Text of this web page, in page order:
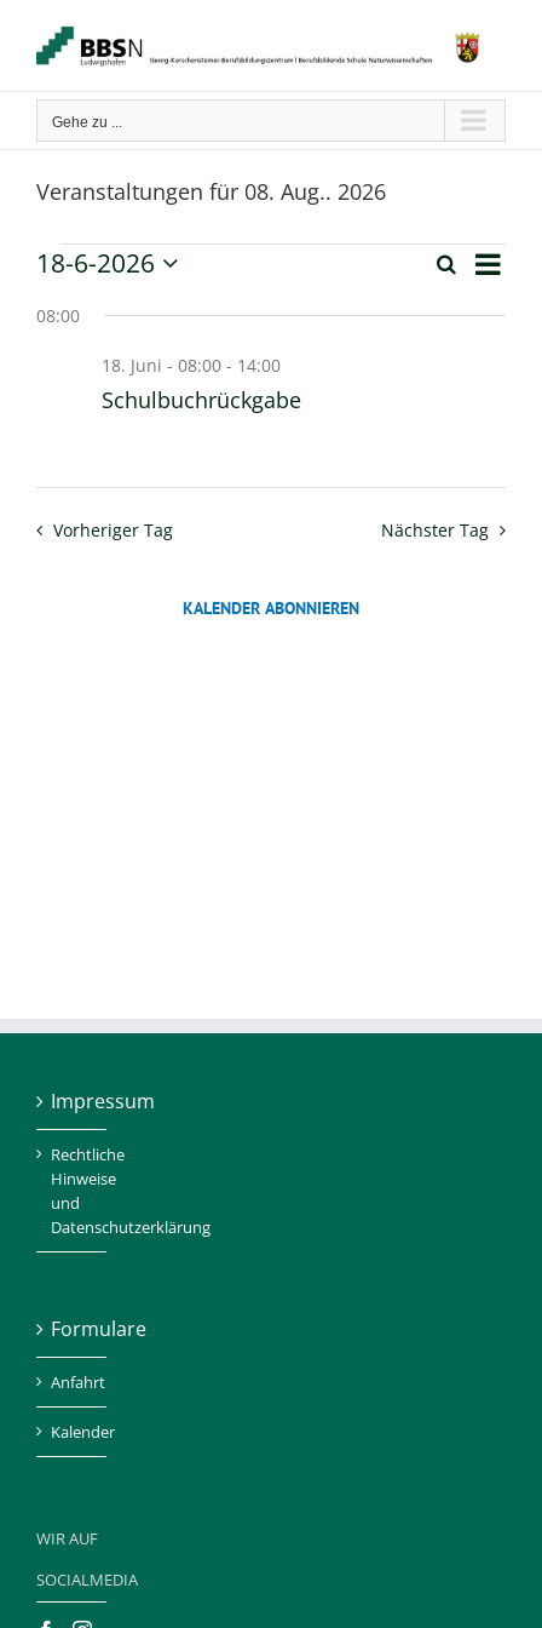
springen
Gehe zu ...
Veranstaltungen für 08. Aug.. 2026
Veranstaltungen
für
Suche
Tag
18-6-2026
wählen.
08:00
Schulbuchrückgabe
18. Juni - 08:00 - 14:00
Vorheriger Tag Nächster Tag
KALENDER ABONNIEREN
Impressum
Rechtliche
Hinweise
und
Datenschutzerklärung
Formulare
Anfahrt
Kalender
WIR AUF
SOCIALMEDIA